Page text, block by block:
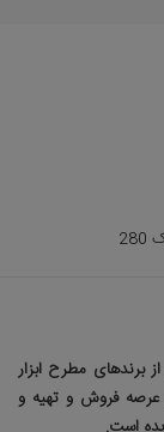
برندهای مطرح ابزار
عرصه فروش و تهیه و